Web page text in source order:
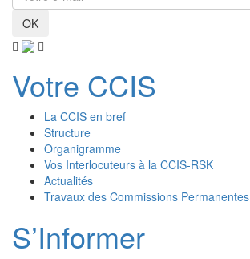
OK
Votre CCIS
La CCIS en bref
Structure
Organigramme
Vos Interlocuteurs à la CCIS-RSK
Actualités
Travaux des Commissions Permanentes
S’Informer